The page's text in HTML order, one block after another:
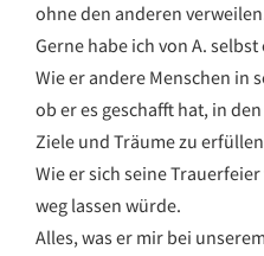
ohne den anderen
Gerne habe ich von A.
Wie er andere Menschen in
ob er es geschafft hat, in
Ziele und Träume zu
Wie er sich seine
weg lassen würde.
Alles, was er mir bei